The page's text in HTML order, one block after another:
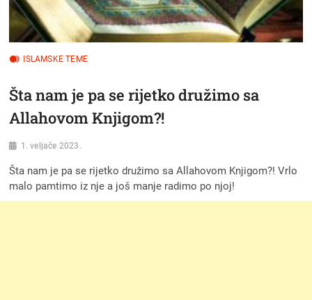
ISLAMSKE TEME
Šta nam je pa se rijetko družimo sa
Allahovom Knjigom?!
1. veljače 2023.
Šta nam je pa se rijetko družimo sa Allahovom Knjigom?! Vrlo
malo pamtimo iz nje a još manje radimo po njoj!